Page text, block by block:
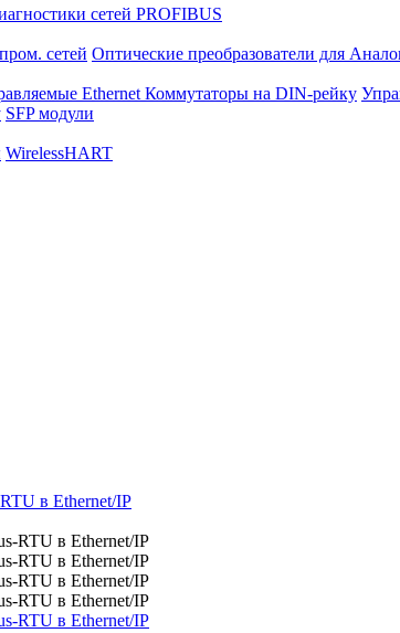
сетей PROFIBUS
сетей Оптические преобразователи для
Ethernet Коммутаторы на DIN-рейку
SFP модули
WirelessHART
в Ethernet/IP